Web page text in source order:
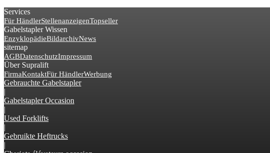
Services
Für HändlerStellenanzeigenTopseller
Gabelstapler Wissen
EnzyklopädieBildarchivNews
sitemap
AGBDatenschutzImpressum
Über Supralift
FirmaKontaktFür HändlerWerbung
Gebrauchte Gabelstapler
|
Gabelstapler Occasion
|
Used Forklifts
|
Gebruikte Heftrucks
|